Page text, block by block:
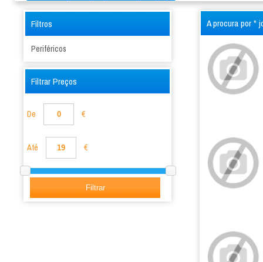
Filtros
Periféricos
Filtrar Preços
De €
Até €
A procura por "